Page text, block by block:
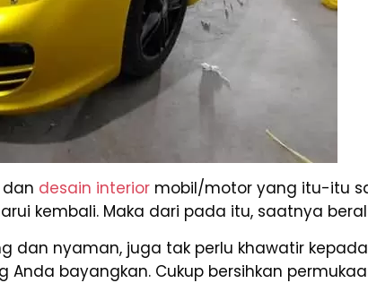
desain interior mobil/motor yang itu-itu
kembali. Maka dari pada itu, saatnya
dan nyaman, juga tak perlu khawatir
bayangkan. Cukup bersihkan